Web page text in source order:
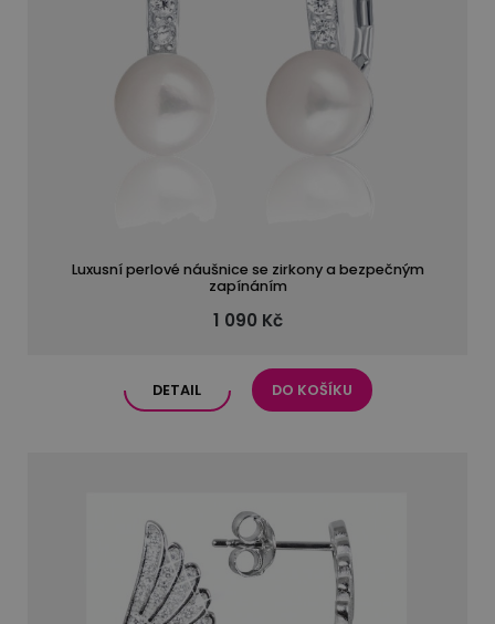
Luxusní perlové náušnice se zirkony a bezpečným
zapínáním
1 090 Kč
DETAIL DO KOŠÍKU